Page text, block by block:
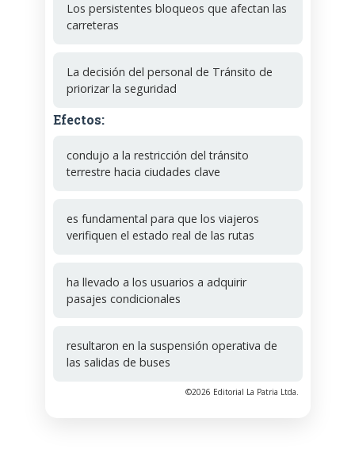
Los persistentes bloqueos que afectan las
carreteras
La decisión del personal de Tránsito de
priorizar la seguridad
Efectos:
condujo a la restricción del tránsito
terrestre hacia ciudades clave
es fundamental para que los viajeros
verifiquen el estado real de las rutas
ha llevado a los usuarios a adquirir
pasajes condicionales
resultaron en la suspensión operativa de
las salidas de buses
©2026 Editorial La Patria Ltda.